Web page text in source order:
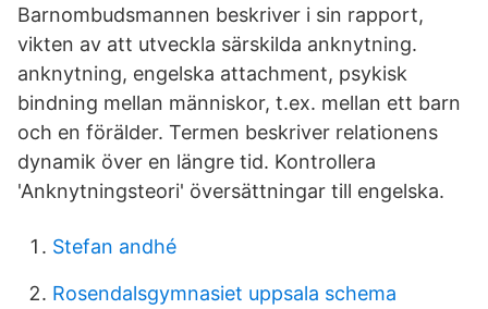
Barnombudsmannen beskriver i sin rapport,
vikten av att utveckla särskilda anknytning.
anknytning, engelska attachment, psykisk
bindning mellan människor, t.ex. mellan ett barn
och en förälder. Termen beskriver relationens
dynamik över en längre tid. Kontrollera
'Anknytningsteori' översättningar till engelska.
Stefan andhé
Rosendalsgymnasiet uppsala schema